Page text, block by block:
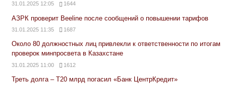
31.01.2025 12:05 1644
АЗРК проверит Beeline после сообщений о повышении тарифов
31.01.2025 11:35 1687
Около 80 должностных лиц привлекли к ответственности по итогам
проверок минпросвета в Казахстане
31.01.2025 11:00 1612
Треть долга – Т20 млрд погасил «Банк ЦентрКредит»